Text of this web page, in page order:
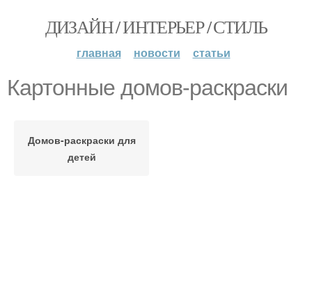
ДИЗАЙН / ИНТЕРЬЕР / СТИЛЬ
главная новости статьи
Картонные домов-раскраски
Домов-раскраски для
детей